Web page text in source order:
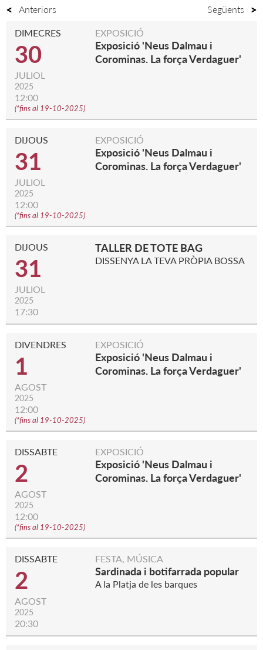
Anteriors Següents
DIMECRES
30
JULIOL
2025
12:00
(*fins al 19-10-2025)
EXPOSICIÓ
Exposició 'Neus Dalmau i
Corominas. La força Verdaguer'
DIJOUS
31
JULIOL
2025
12:00
(*fins al 19-10-2025)
EXPOSICIÓ
Exposició 'Neus Dalmau i
Corominas. La força Verdaguer'
DIJOUS
31
JULIOL
2025
17:30
TALLER DE TOTE BAG
DISSENYA LA TEVA PRÒPIA BOSSA
DIVENDRES
1
AGOST
2025
12:00
(*fins al 19-10-2025)
EXPOSICIÓ
Exposició 'Neus Dalmau i
Corominas. La força Verdaguer'
DISSABTE
2
AGOST
2025
12:00
(*fins al 19-10-2025)
EXPOSICIÓ
Exposició 'Neus Dalmau i
Corominas. La força Verdaguer'
DISSABTE
2
AGOST
2025
20:30
FESTA, MÚSICA
Sardinada i botifarrada popular
A la Platja de les barques